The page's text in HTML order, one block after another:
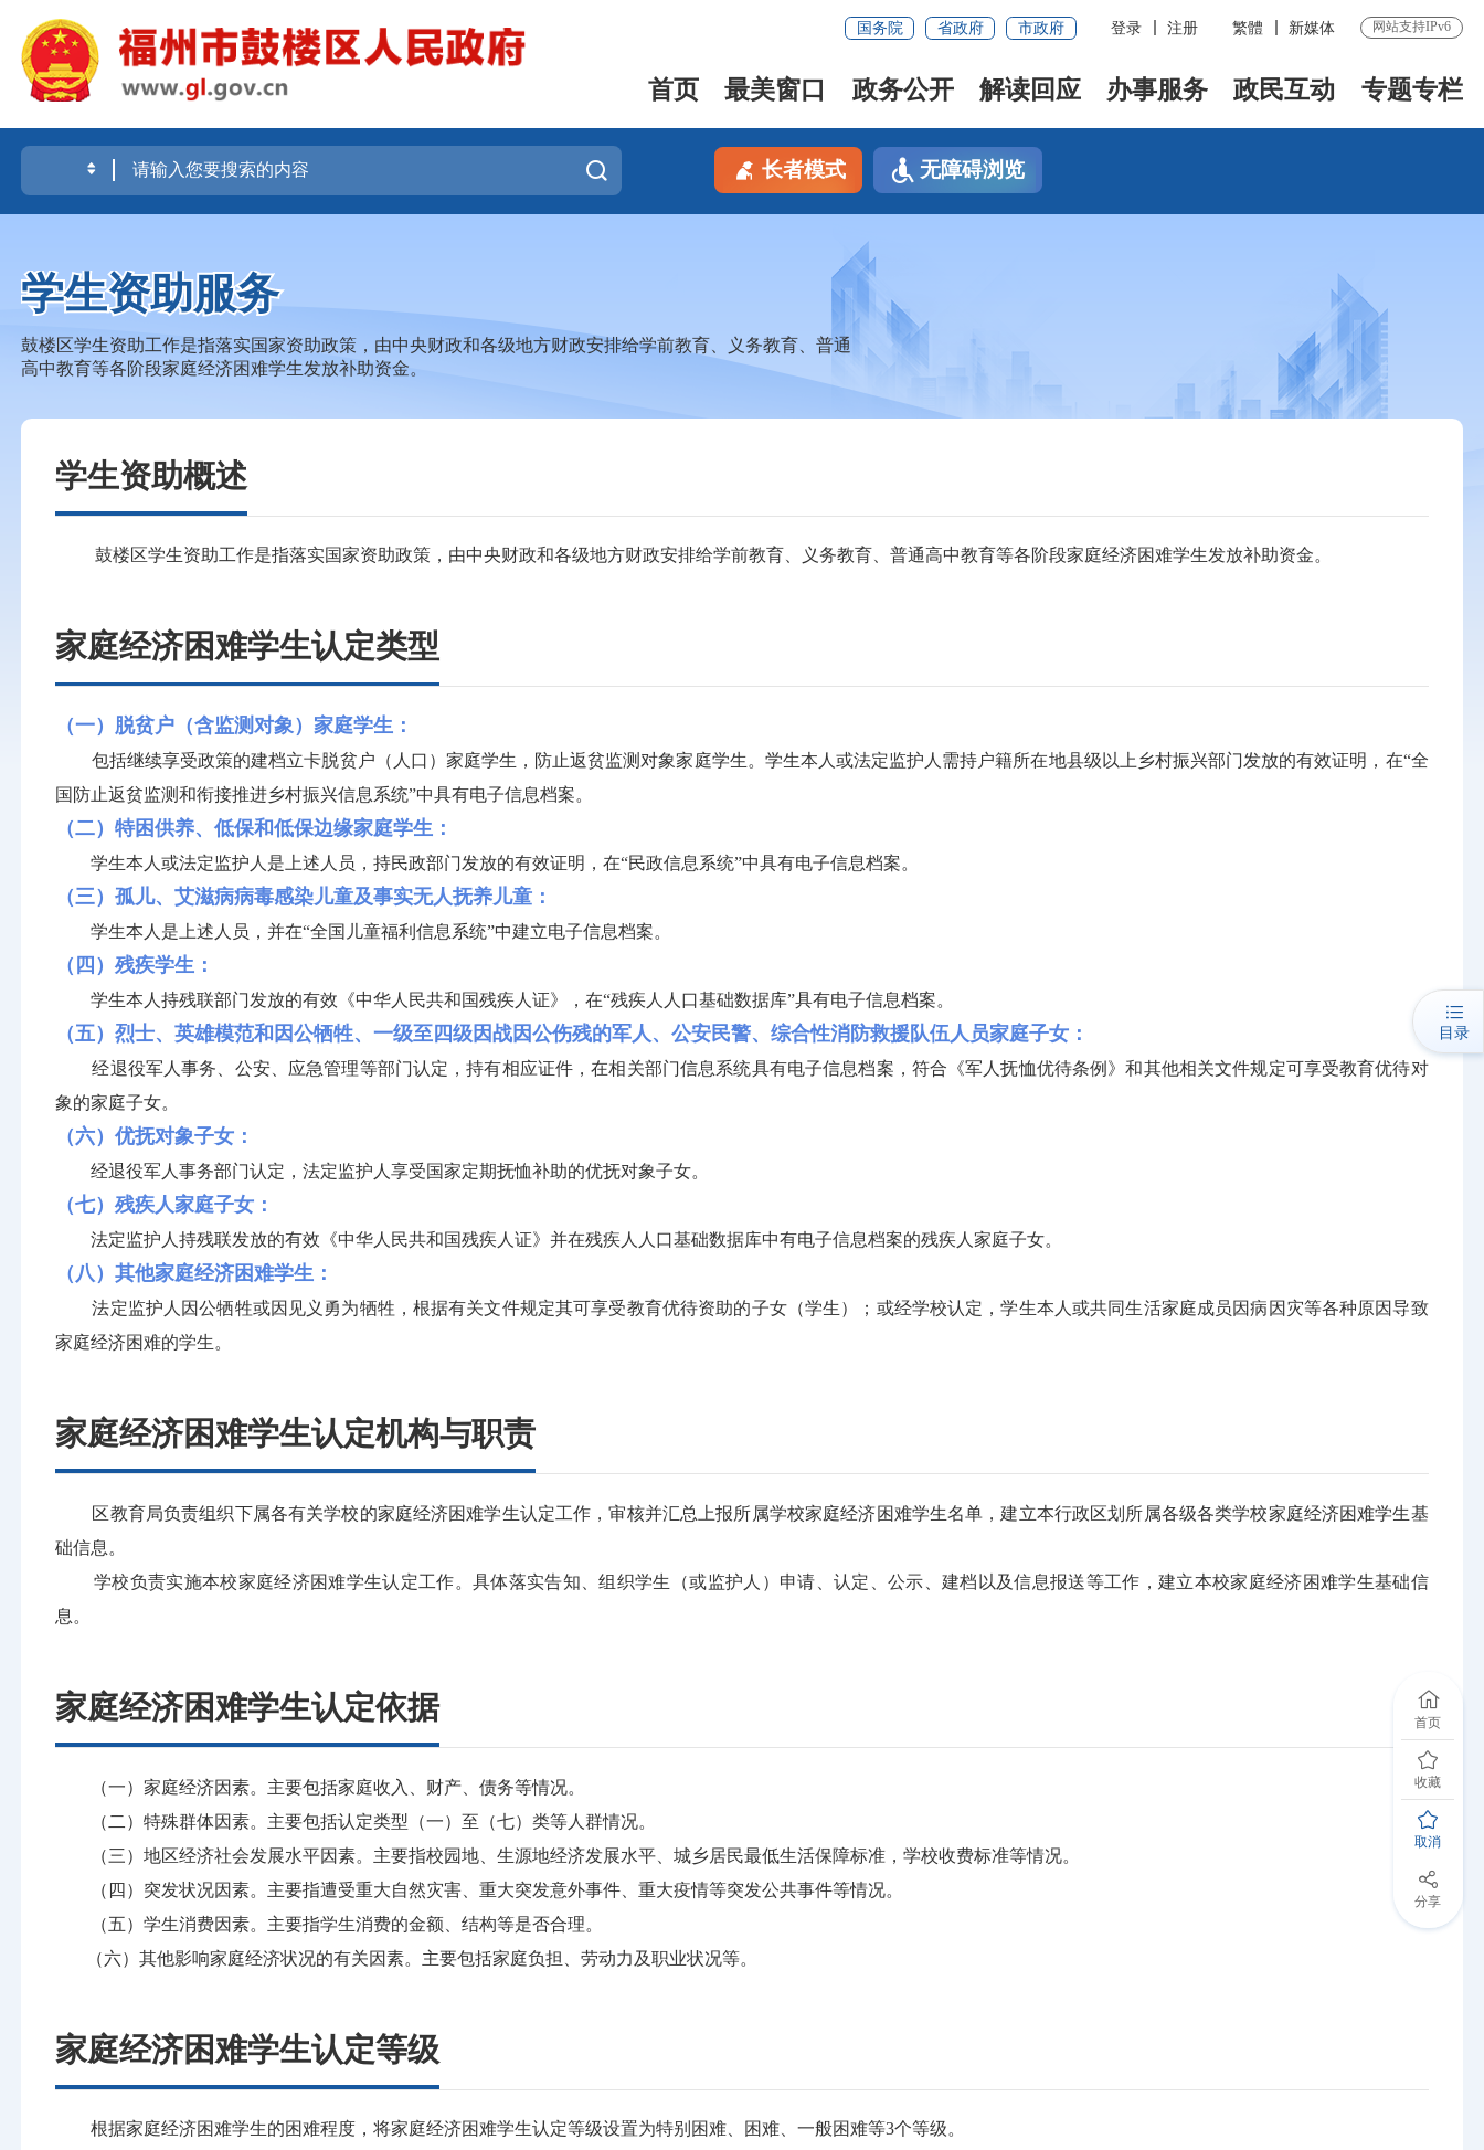
国务院 省政府 市政府 登录 注册 繁體 新媒体 网站支持IPv6
首页 最美窗口 政务公开 解读回应 办事服务 政民互动 专题专栏
长者模式 无障碍浏览
学生资助服务
鼓楼区学生资助工作是指落实国家资助政策，由中央财政和各级地方财政安排给学前教育、义务教育、普通
高中教育等各阶段家庭经济困难学生发放补助资金。
学生资助概述
鼓楼区学生资助工作是指落实国家资助政策，由中央财政和各级地方财政安排给学前教育、义务教育、普通高中教育等各阶段家庭经济困难学生发放补助资金。
家庭经济困难学生认定类型
（一）脱贫户（含监测对象）家庭学生：
包括继续享受政策的建档立卡脱贫户（人口）家庭学生，防止返贫监测对象家庭学生。学生本人或法定监护人需持户籍所在地县级以上乡村振兴部门发放的有效证明，在“全
国防止返贫监测和衔接推进乡村振兴信息系统”中具有电子信息档案。
（二）特困供养、低保和低保边缘家庭学生：
学生本人或法定监护人是上述人员，持民政部门发放的有效证明，在“民政信息系统”中具有电子信息档案。
（三）孤儿、艾滋病病毒感染儿童及事实无人抚养儿童：
学生本人是上述人员，并在“全国儿童福利信息系统”中建立电子信息档案。
（四）残疾学生：
学生本人持残联部门发放的有效《中华人民共和国残疾人证》，在“残疾人人口基础数据库”具有电子信息档案。
（五）烈士、英雄模范和因公牺牲、一级至四级因战因公伤残的军人、公安民警、综合性消防救援队伍人员家庭子女：
经退役军人事务、公安、应急管理等部门认定，持有相应证件，在相关部门信息系统具有电子信息档案，符合《军人抚恤优待条例》和其他相关文件规定可享受教育优待对
象的家庭子女。
（六）优抚对象子女：
经退役军人事务部门认定，法定监护人享受国家定期抚恤补助的优抚对象子女。
（七）残疾人家庭子女：
法定监护人持残联发放的有效《中华人民共和国残疾人证》并在残疾人人口基础数据库中有电子信息档案的残疾人家庭子女。
（八）其他家庭经济困难学生：
法定监护人因公牺牲或因见义勇为牺牲，根据有关文件规定其可享受教育优待资助的子女（学生）；或经学校认定，学生本人或共同生活家庭成员因病因灾等各种原因导致
家庭经济困难的学生。
家庭经济困难学生认定机构与职责
区教育局负责组织下属各有关学校的家庭经济困难学生认定工作，审核并汇总上报所属学校家庭经济困难学生名单，建立本行政区划所属各级各类学校家庭经济困难学生基
础信息。
学校负责实施本校家庭经济困难学生认定工作。具体落实告知、组织学生（或监护人）申请、认定、公示、建档以及信息报送等工作，建立本校家庭经济困难学生基础信
息。
家庭经济困难学生认定依据
（一）家庭经济因素。主要包括家庭收入、财产、债务等情况。
（二）特殊群体因素。主要包括认定类型（一）至（七）类等人群情况。
（三）地区经济社会发展水平因素。主要指校园地、生源地经济发展水平、城乡居民最低生活保障标准，学校收费标准等情况。
（四）突发状况因素。主要指遭受重大自然灾害、重大突发意外事件、重大疫情等突发公共事件等情况。
（五）学生消费因素。主要指学生消费的金额、结构等是否合理。
（六）其他影响家庭经济状况的有关因素。主要包括家庭负担、劳动力及职业状况等。
家庭经济困难学生认定等级
根据家庭经济困难学生的困难程度，将家庭经济困难学生认定等级设置为特别困难、困难、一般困难等3个等级。
目录
首页
收藏
取消
分享